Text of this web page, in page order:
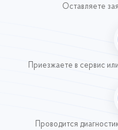
Оставляете
Приезжаете в сервис
Проводится